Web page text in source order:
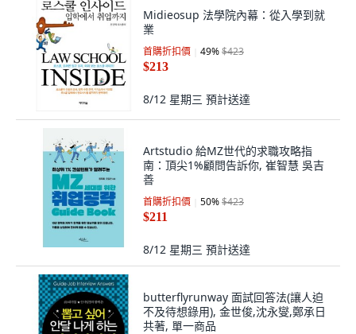
Midieosup 法學院內幕：從入學到就
業
首購折扣價 49%$423
$213
8/12 星期三 預計送達
Artstudio 給MZ世代的求職攻略指
南：頂尖1%顧問告訴你, 崔智慧 吳吉
善
首購折扣價 50%$423
$211
8/12 星期三 預計送達
butterflyrunway 面試回答法(讓人迫
不及待想錄用), 金世俊,沈永燮,鄭承日
共著, 單一商品